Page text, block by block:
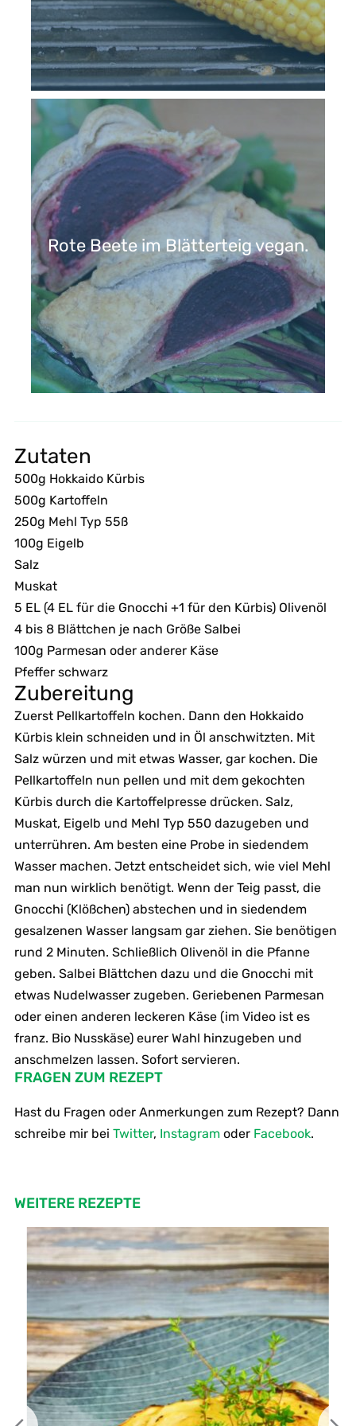
Rote Beete im Blätterteig vegan.
Zutaten
500g Hokkaido Kürbis
500g Kartoffeln
250g Mehl Typ 55ß
100g Eigelb
Salz
Muskat
5 EL (4 EL für die Gnocchi +1 für den Kürbis) Olivenöl
4 bis 8 Blättchen je nach Größe Salbei
100g Parmesan oder anderer Käse
Pfeffer schwarz
Zubereitung
Zuerst Pellkartoffeln kochen. Dann den Hokkaido
Kürbis klein schneiden und in Öl anschwitzten. Mit
Salz würzen und mit etwas Wasser, gar kochen. Die
Pellkartoffeln nun pellen und mit dem gekochten
Kürbis durch die Kartoffelpresse drücken. Salz,
Muskat, Eigelb und Mehl Typ 550 dazugeben und
unterrühren. Am besten eine Probe in siedendem
Wasser machen. Jetzt entscheidet sich, wie viel Mehl
man nun wirklich benötigt. Wenn der Teig passt, die
Gnocchi (Klößchen) abstechen und in siedendem
gesalzenen Wasser langsam gar ziehen. Sie benötigen
rund 2 Minuten. Schließlich Olivenöl in die Pfanne
geben. Salbei Blättchen dazu und die Gnocchi mit
etwas Nudelwasser zugeben. Geriebenen Parmesan
oder einen anderen leckeren Käse (im Video ist es
franz. Bio Nusskäse) eurer Wahl hinzugeben und
anschmelzen lassen. Sofort servieren.
FRAGEN ZUM REZEPT
Hast du Fragen oder Anmerkungen zum Rezept? Dann
schreibe mir bei Twitter, Instagramoder Facebook.
WEITERE REZEPTE